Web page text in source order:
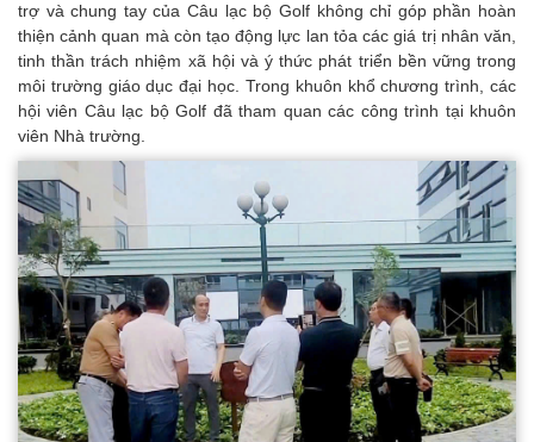
trợ và chung tay của Câu lạc bộ Golf không chỉ góp phần hoàn
thiện cảnh quan mà còn tạo động lực lan tỏa các giá trị nhân văn,
tinh thần trách nhiệm xã hội và ý thức phát triển bền vững trong
môi trường giáo dục đại học. Trong khuôn khổ chương trình, các
hội viên Câu lạc bộ Golf đã tham quan các công trình tại khuôn
viên Nhà trường.